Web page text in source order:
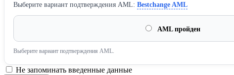
Выберите вариант подтверждения AML: Bestchange AML
AML пройден
Выберите вариант подтверждения AML.
Не запоминать введенные данные